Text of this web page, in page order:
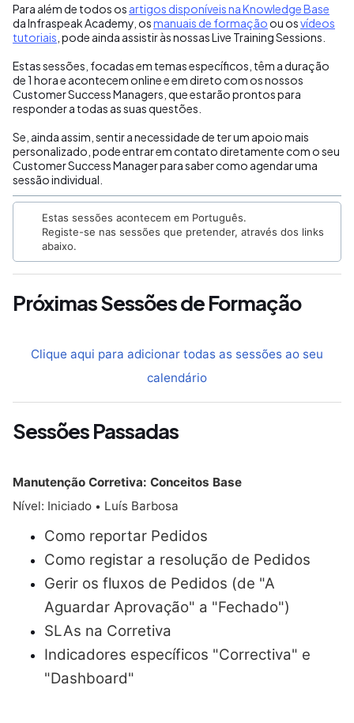
Para além de todos os artigos disponíveis na Knowledge Base
da Infraspeak Academy, osmanuais de formação ou osvídeos
tutoriais , pode ainda assistir às nossas Live Training Sessions.
Estas sessões, focadas em temas específicos, têm a duração
de 1 hora e acontecem online e em direto com os nossos
Customer Success Managers, que estarão prontos para
responder a todas as suas questões.
Se, ainda assim, sentir a necessidade de ter um apoio mais
personalizado, pode entrar em contato diretamente com o seu
Customer Success Manager para saber como agendar uma
sessão individual.
Estas sessões acontecem em Português.
Registe-se nas sessões que pretender, através dos links
abaixo.
Próximas Sessões de Formação
Clique aqui para adicionar todas as sessões ao seu
calendário
Sessões Passadas
Manutenção Corretiva: Conceitos Base
Nível: Iniciado • Luís Barbosa
Como reportar Pedidos
Como registar a resolução de Pedidos
Gerir os fluxos de Pedidos (de "A
Aguardar Aprovação" a "Fechado")
SLAs na Corretiva
Indicadores específicos "Correctiva" e
"Dashboard"